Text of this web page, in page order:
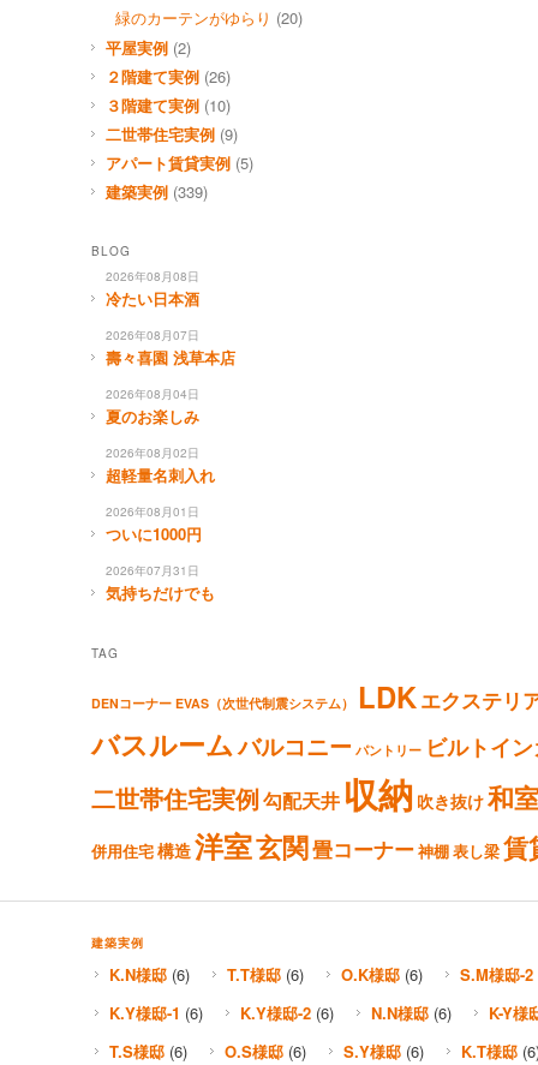
緑のカーテンがゆらり (20)
平屋実例 (2)
２階建て実例 (26)
３階建て実例 (10)
二世帯住宅実例 (9)
アパート賃貸実例 (5)
建築実例 (339)
BLOG
2026年08月08日
冷たい日本酒
2026年08月07日
壽々喜園 浅草本店
2026年08月04日
夏のお楽しみ
2026年08月02日
超軽量名刺入れ
2026年08月01日
ついに1000円
2026年07月31日
気持ちだけでも
TAG
DENコーナー EVAS（次世代制震システム） LDK エクステリ
バスルームバルコニー パントリー ビルトイ
二世帯住宅実例勾配天井 収納 吹き抜け和
併用住宅構造洋室玄関畳コーナー神棚表し梁賃
建築実例
K.N様邸 (6) T.T様邸 (6) O.K様邸 (6) S.M様邸-2
K.Y様邸-1 (6) K.Y様邸-2 (6) N.N様邸 (6)
K-Y様
T.S様邸 (6) O.S様邸 (6) S.Y様邸 (6) K.T様邸